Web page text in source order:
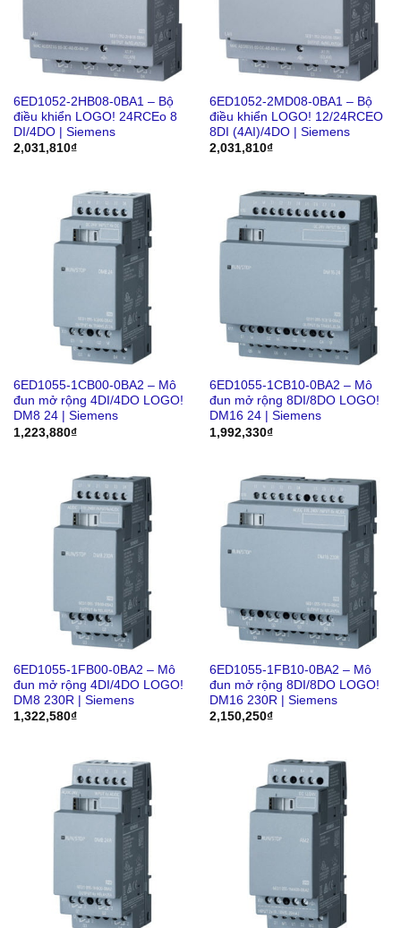
6ED1052-2HB08-0BA1 – Bộ
điều khiển LOGO! 24RCEo 8
DI/4DO | Siemens
2,031,810₫
6ED1052-2MD08-0BA1 – Bộ
điều khiển LOGO! 12/24RCEO
8DI (4AI)/4DO | Siemens
2,031,810₫
6ED1055-1CB00-0BA2 – Mô
đun mở rộng 4DI/4DO LOGO!
DM8 24 | Siemens
1,223,880₫
6ED1055-1CB10-0BA2 – Mô
đun mở rộng 8DI/8DO LOGO!
DM16 24 | Siemens
1,992,330₫
6ED1055-1FB00-0BA2 – Mô
đun mở rộng 4DI/4DO LOGO!
DM8 230R | Siemens
1,322,580₫
6ED1055-1FB10-0BA2 – Mô
đun mở rộng 8DI/8DO LOGO!
DM16 230R | Siemens
2,150,250₫